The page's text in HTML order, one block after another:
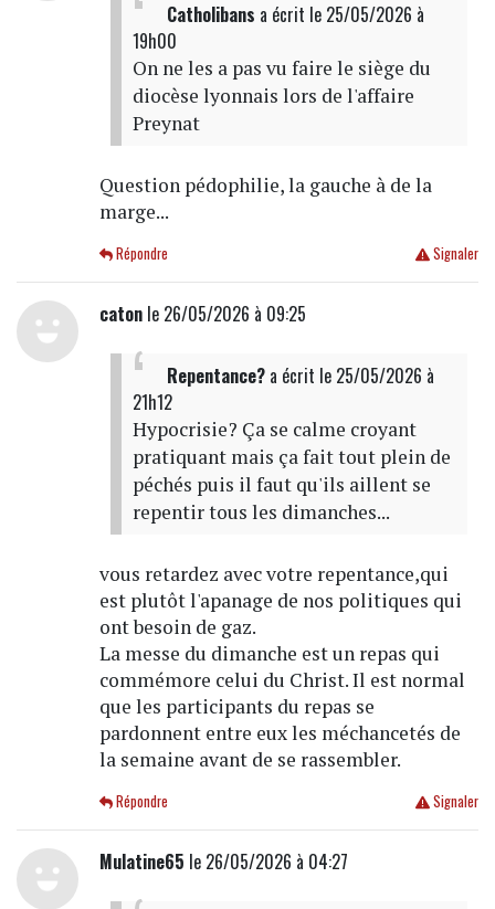
Catholibans a écrit le 25/05/2026 à
19h00
On ne les a pas vu faire le siège du
diocèse lyonnais lors de l'affaire
Preynat
Question pédophilie, la gauche à de la
marge...
Signaler
Répondre
catonle 26/05/2026 à 09:25
Repentance?a écrit le 25/05/2026 à
21h12
Hypocrisie? Ça se calme croyant
pratiquant mais ça fait tout plein de
péchés puis il faut qu'ils aillent se
repentir tous les dimanches...
vous retardez avec votre repentance,qui
est plutôt l'apanage de nos politiques qui
ont besoin de gaz.
La messe du dimanche est un repas qui
commémore celui du Christ. Il est normal
que les participants du repas se
pardonnent entre eux les méchancetés de
la semaine avant de se rassembler.
Signaler
Répondre
Mulatine65 le 26/05/2026 à 04:27